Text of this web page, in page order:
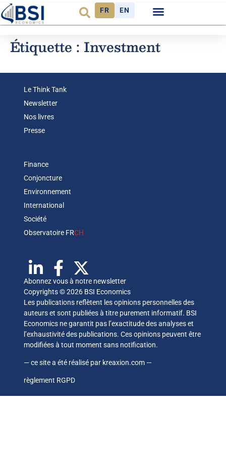
FR EN
Étiquette : Investment
Le Think Tank
Newsletter
Nos livres
Presse
Finance
Conjoncture
Environnement
International
Société
Observatoire FRCH
Abonnez vous à notre newsletter
Copyrights © 2026 BSI Economics
Les publications reflètent les opinions personnelles des
auteurs et sont publiées à titre purement informatif. BSI
Economics ne garantit pas l’exactitude des analyses et
l’exhaustivité des publications. Ces opinions peuvent être
modifiées à tout moment sans notification.
— ce site a été réalisé par kreaxion.com —
règlement RGPD